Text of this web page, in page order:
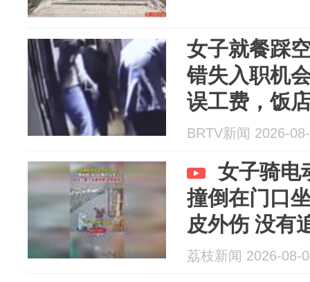
女子就餐踩
错失入职机
误工费，饭
BRTV新闻 2026-
女子骑电
撞倒在门口
皮外伤 没有
荔枝新闻 2026-08-